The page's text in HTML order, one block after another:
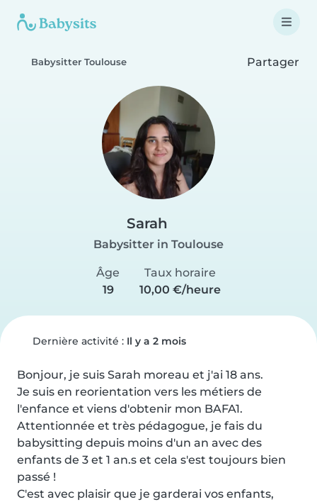
Babysitter Toulouse Partager
Sarah
Babysitter in Toulouse
Âge
19
Taux horaire
10,00 €/heure
Dernière activité : Il y a 2 mois
Bonjour, je suis Sarah moreau et j'ai 18 ans.
Je suis en reorientation vers les métiers de
l'enfance et viens d'obtenir mon BAFA1.
Attentionnée et très pédagogue, je fais du
babysitting depuis moins d'un an avec des
enfants de 3 et 1 an.s et cela s'est toujours bien
passé !
C'est avec plaisir que je garderai vos enfants,